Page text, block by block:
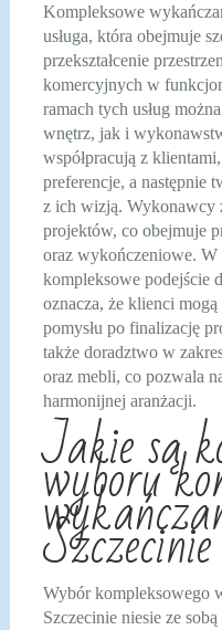
Kompleksowe
usługa, która obejmuje
przekształcenie
komercyjnych w
ramach tych usług
wnętrz, jak i
współpracują z
preferencje, a następnie
z ich wizją. Wykonawcy
projektów, co obejmuje
oraz wykończeniowe.
kompleksowe podejście
oznacza, że klienci mogą
pomysłu po finalizację
także doradztwo w
oraz mebli, co pozwala
harmonijnej aranżacji.
Jakie są
wyboru
Szczecinie
Wybór kompleksowego
Szczecinie niesie ze